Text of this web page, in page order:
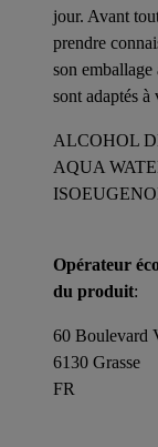
jour. Avant
prendre
son
sont adaptés
ALCOHOL
AQUA
Opérateur
du produit:
60 Boulevard
6130 Grasse
FR